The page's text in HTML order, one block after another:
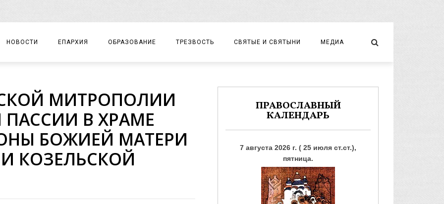
НОВОСТИ ЕПАРХИЯ
ЕПАРХИАЛЬНОЕ УПРАВЛЕНИЕ
ДОКУМЕНТЫ
ЕПАРХИАЛЬНЫЕ ОТДЕЛЫ
ДУХОВЕНСТВО
ХРАМЫ И МОНАСТЫРИ
ОБРАЗОВАНИЕ
ЦЕНТР «ВОЗРОЖДЕНИЕ»
ДЕТСКИЙ ТУРИЗМ
ТРЕЗВОСТЬ СВЯТЫЕ И СВЯТЫНИ МЕДИА
ФОТО
МИТРОПОЛИИ
В ХРАМЕ
БОЖИЕЙ МАТЕРИ
КОЗЕЛЬСКОЙ
ПРАВОСЛАВНЫЙ
КАЛЕНДАРЬ
7 августа 2026 г. ( 25 июля ст.ст.),
пятница.